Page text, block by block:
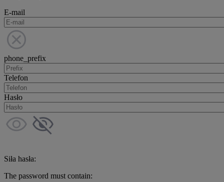
E-mail
phone_prefix
Telefon
Hasło
Siła hasła:
The password must contain: